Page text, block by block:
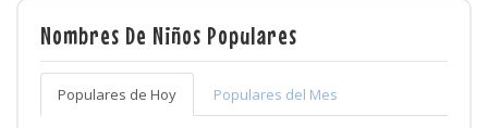
Nombres De Niños Populares
Populares de Hoy Populares del Mes